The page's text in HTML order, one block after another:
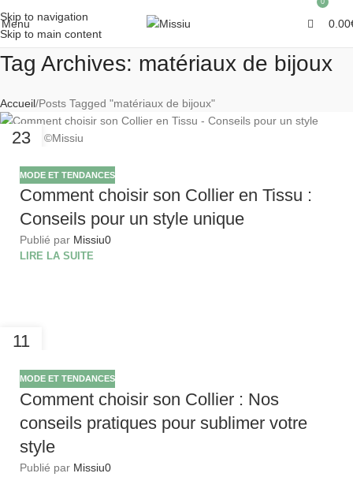
Skip to navigation
Skip to main content
Menu
0
0.00
Tag Archives: matériaux de bijoux
Accueil Posts Tagged "matériaux de bijoux"
23
MODE ET TENDANCES
Comment choisir son Collier en Tissu :
Conseils pour un style unique
Publié par Missiu0
LIRE LA SUITE
11
MODE ET TENDANCES
Comment choisir son Collier : Nos
conseils pratiques pour sublimer votre
style
Publié par Missiu0